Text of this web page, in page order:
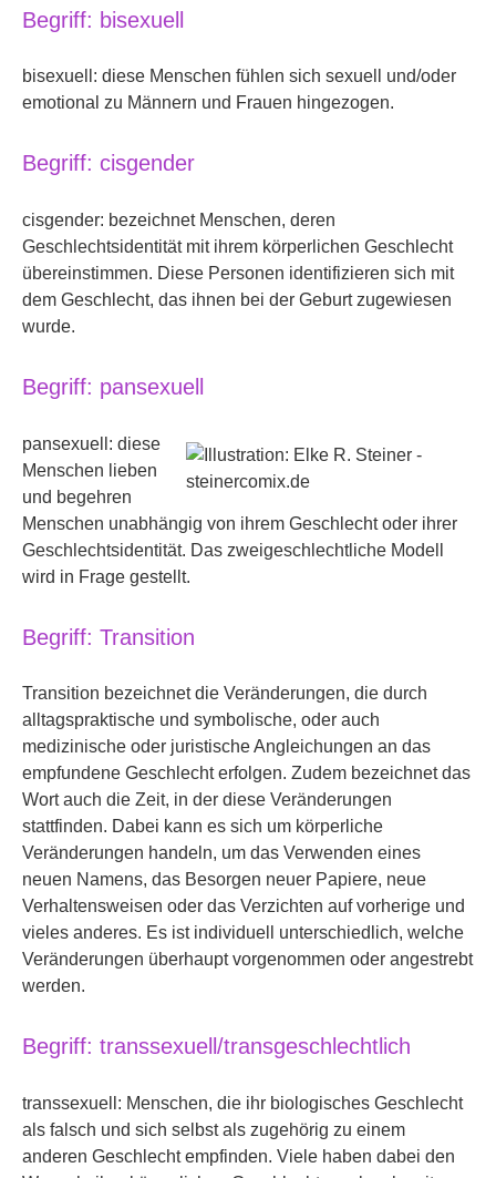
Begriff: bisexuell
bisexuell: diese Menschen fühlen sich sexuell und/oder
emotional zu Männern und Frauen hingezogen.
Begriff: cisgender
cisgender: bezeichnet Menschen, deren
Geschlechtsidentität mit ihrem körperlichen Geschlecht
übereinstimmen. Diese Personen identifizieren sich mit
dem Geschlecht, das ihnen bei der Geburt zugewiesen
wurde.
Begriff: pansexuell
pansexuell: diese
Menschen lieben
und begehren
Menschen unabhängig von ihrem Geschlecht oder ihrer
Geschlechtsidentität. Das zweigeschlechtliche Modell
wird in Frage gestellt.
Begriff: Transition
Transition bezeichnet die Veränderungen, die durch
alltagspraktische und symbolische, oder auch
medizinische oder juristische Angleichungen an das
empfundene Geschlecht erfolgen. Zudem bezeichnet das
Wort auch die Zeit, in der diese Veränderungen
stattfinden. Dabei kann es sich um körperliche
Veränderungen handeln, um das Verwenden eines
neuen Namens, das Besorgen neuer Papiere, neue
Verhaltensweisen oder das Verzichten auf vorherige und
vieles anderes. Es ist individuell unterschiedlich, welche
Veränderungen überhaupt vorgenommen oder angestrebt
werden.
Begriff: transsexuell/transgeschlechtlich
transsexuell: Menschen, die ihr biologisches Geschlecht
als falsch und sich selbst als zugehörig zu einem
anderen Geschlecht empfinden. Viele haben dabei den